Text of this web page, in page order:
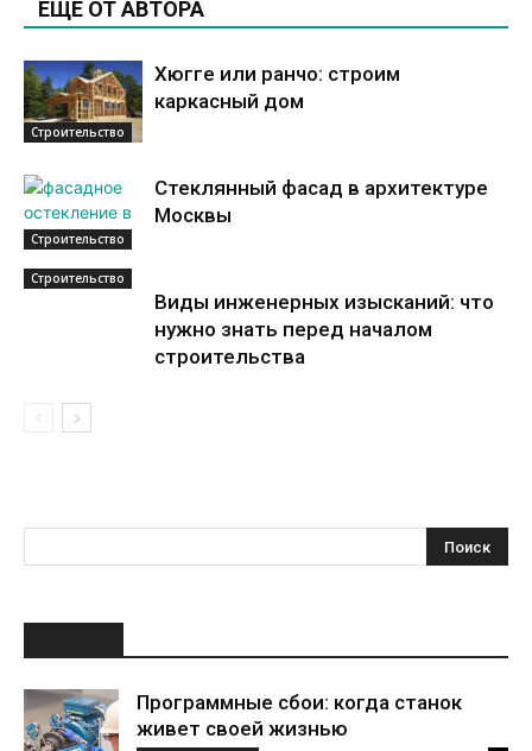
ЕЩЕ ОТ АВТОРА
Строительство
Хюгге или ранчо: строим
каркасный дом
Строительство
Стеклянный фасад в архитектуре
Москвы
Строительство
Виды инженерных изысканий: что
нужно знать перед началом
строительства
Программные сбои: когда станок
живет своей жизнью